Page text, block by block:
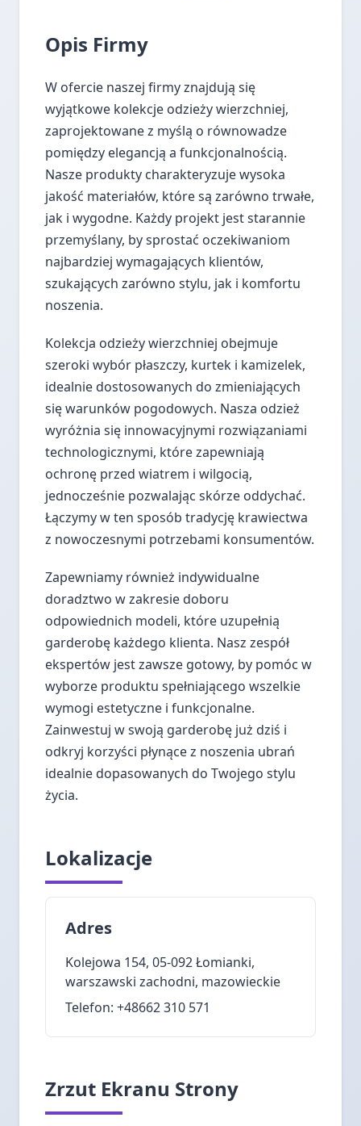
Opis Firmy
W ofercie naszej firmy znajdują się
wyjątkowe kolekcje odzieży wierzchniej,
zaprojektowane z myślą o równowadze
pomiędzy elegancją a funkcjonalnością.
Nasze produkty charakteryzuje wysoka
jakość materiałów, które są zarówno trwałe,
jak i wygodne. Każdy projekt jest starannie
przemyślany, by sprostać oczekiwaniom
najbardziej wymagających klientów,
szukających zarówno stylu, jak i komfortu
noszenia.
Kolekcja odzieży wierzchniej obejmuje
szeroki wybór płaszczy, kurtek i kamizelek,
idealnie dostosowanych do zmieniających
się warunków pogodowych. Nasza odzież
wyróżnia się innowacyjnymi rozwiązaniami
technologicznymi, które zapewniają
ochronę przed wiatrem i wilgocią,
jednocześnie pozwalając skórze oddychać.
Łączymy w ten sposób tradycję krawiectwa
z nowoczesnymi potrzebami konsumentów.
Zapewniamy również indywidualne
doradztwo w zakresie doboru
odpowiednich modeli, które uzupełnią
garderobę każdego klienta. Nasz zespół
ekspertów jest zawsze gotowy, by pomóc w
wyborze produktu spełniającego wszelkie
wymogi estetyczne i funkcjonalne.
Zainwestuj w swoją garderobę już dziś i
odkryj korzyści płynące z noszenia ubrań
idealnie dopasowanych do Twojego stylu
życia.
Lokalizacje
Adres
Kolejowa 154, 05-092 Łomianki,
warszawski zachodni, mazowieckie
Telefon: +48662 310 571
Zrzut Ekranu Strony